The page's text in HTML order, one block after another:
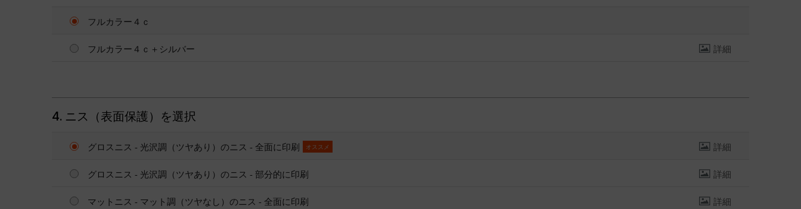
フルカラー４ｃ
フルカラー４ｃ＋シルバー 詳細
4. ニス（表面保護）を選択
グロスニス - 光沢調（ツヤあり）のニス - 全面に印刷 オススメ 詳細
グロスニス - 光沢調（ツヤあり）のニス - 部分的に印刷 詳細
マットニス - マット調（ツヤなし）のニス - 全面に印刷 詳細